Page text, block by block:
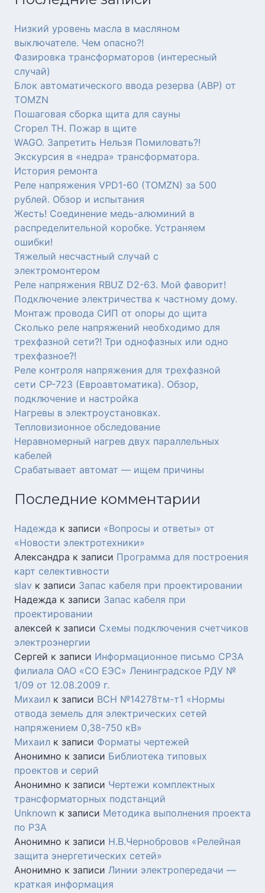
Низкий уровень масла в масляном
выключателе. Чем опасно?!
Фазировка трансформаторов (интересный
случай)
Блок автоматического ввода резерва (АВР) от
TOMZN
Пошаговая сборка щита для сауны
Сгорел ТН. Пожар в щите
WAGO. Запретить Нельзя Помиловать?!
Экскурсия в «недра» трансформатора.
История ремонта
Реле напряжения VPD1-60 (TOMZN) за 500
рублей. Обзор и испытания
Жесть! Соединение медь-алюминий в
распределительной коробке. Устраняем
ошибки!
Тяжелый несчастный случай с
электромонтером
Реле напряжения RBUZ D2-63. Мой фаворит!
Подключение электричества к частному дому.
Монтаж провода СИП от опоры до щита
Сколько реле напряжений необходимо для
трехфазной сети?! Три однофазных или одно
трехфазное?!
Реле контроля напряжения для трехфазной
сети СР-723 (Евроавтоматика). Обзор,
подключение и настройка
Нагревы в электроустановках.
Тепловизионное обследование
Неравномерный нагрев двух параллельных
кабелей
Срабатывает автомат — ищем причины
Последние комментарии
Надежда к записи «Вопросы и ответы» от
«Новости электротехники»
Александра к записи Программа для построения
карт селективности
slav к записи Запас кабеля при проектировании
Надежда к записи Запас кабеля при
проектировании
алексей к записи Схемы подключения счетчиков
электроэнергии
Сергей к записи Информационное письмо СРЗА
филиала ОАО «СО ЕЭС» Ленинградское РДУ №
1/09 от 12.08.2009 г.
Михаил к записи ВСН №14278тм-т1 «Нормы
отвода земель для электрических сетей
напряжением 0,38-750 кВ»
Михаил к записи Форматы чертежей
Анонимно к записи Библиотека типовых
проектов и серий
Анонимно к записи Чертежи комплектных
трансформаторных подстанций
Unknown к записи Методика выполнения проекта
по РЗА
Анонимно к записи Н.В.Чернобровов «Релейная
защита энергетических сетей»
Анонимно к записи Линии электропередачи —
краткая информация